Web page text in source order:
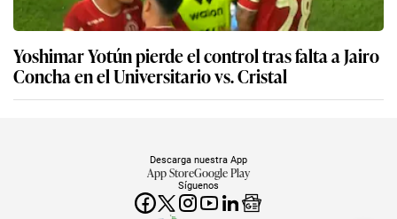
Yoshimar Yotún pierde el control tras falta a Jairo
Concha en el Universitario vs. Cristal
Síguenos
Descarga nuestra App
App StoreGoogle Play